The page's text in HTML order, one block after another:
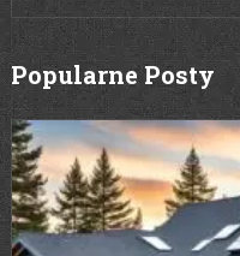
Popularne Posty